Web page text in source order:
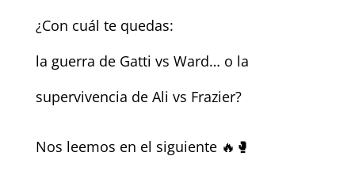
¿Con cuál te quedas:
la guerra de Gatti vs Ward… o la
supervivencia de Ali vs Frazier?
Nos leemos en el siguiente 🔥🥊